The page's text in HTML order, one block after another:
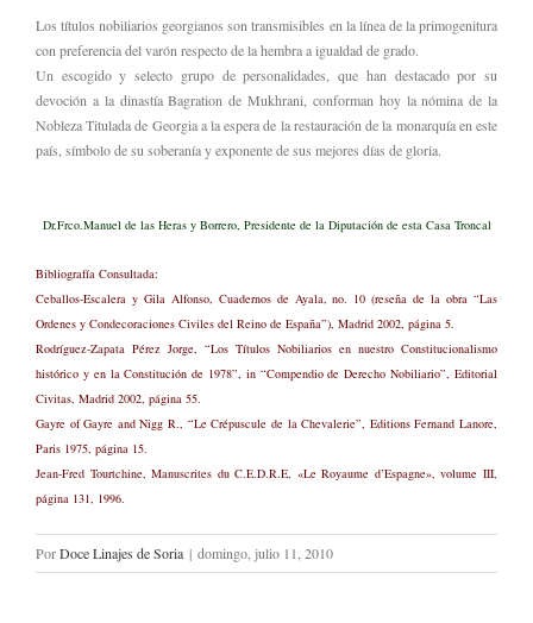
Los títulos nobiliarios georgianos son transmisibles en la línea de la primogenitura
con preferencia del varón respecto de la hembra a igualdad de grado.
Un escogido y selecto grupo de personalidades, que han destacado por su
devoción a la dinastía Bagration de Mukhrani, conforman hoy la nómina de la
Nobleza Titulada de Georgia a la espera de la restauración de la monarquía en este
país, símbolo de su soberanía y exponente de sus mejores días de gloria.
Dr.Frco.Manuel de las Heras y Borrero, Presidente de la Diputación de esta Casa Troncal
Bibliografía Consultada:
Ceballos-Escalera y Gila Alfonso, Cuadernos de Ayala, no. 10 (reseña de la obra “Las
Ordenes y Condecoraciones Civiles del Reino de España”), Madrid 2002, página 5.
Rodríguez-Zapata Pérez Jorge, “Los Títulos Nobiliarios en nuestro Constitucionalismo
histórico y en la Constitución de 1978”, in “Compendio de Derecho Nobiliario”, Editorial
Civitas, Madrid 2002, página 55.
Gayre of Gayre and Nigg R., “Le Crépuscule de la Chevalerie”, Editions Fernand Lanore,
Paris 1975, página 15.
Jean-Fred Tourtchine, Manuscrites du C.E.D.R.E, «Le Royaume d’Espagne», volume III,
página 131, 1996.
PorDoce Linajes de Soria | domingo, julio 11, 2010